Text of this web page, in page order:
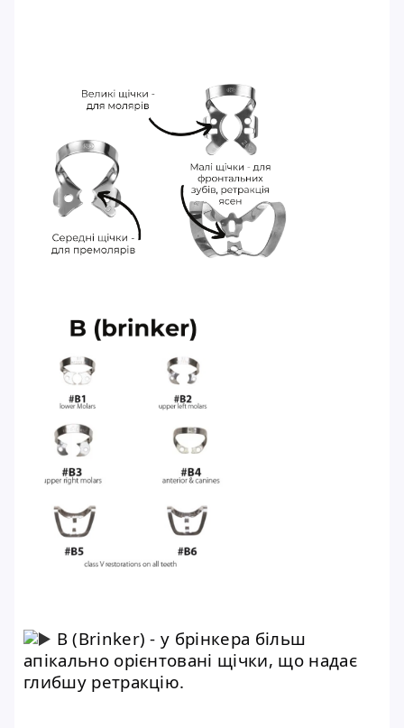
B (Brinker) - у брінкера більш
апікально орієнтовані щічки, що надає
глибшу ретракцію.